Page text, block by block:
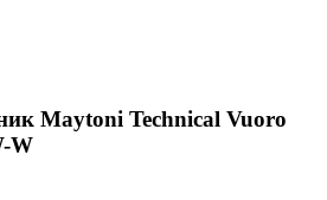
Maytoni Technical Vuoro
W